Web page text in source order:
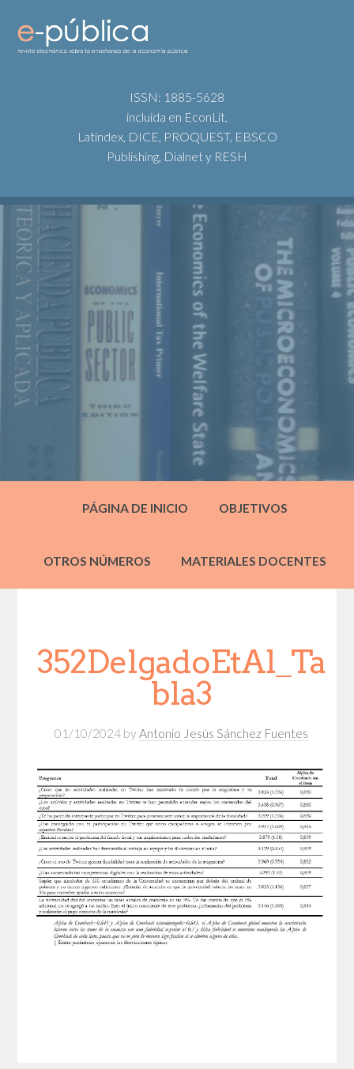
ISSN: 1885-5628
incluida en EconLit,
Latindex, DICE, PROQUEST, EBSCO
Publishing, Dialnet y RESH
PÁGINA DE INICIO OBJETIVOS
OTROS NÚMEROS MATERIALES DOCENTES
352DelgadoEtAl_Ta
bla3
01/10/2024 by Antonio Jesús Sánchez Fuentes